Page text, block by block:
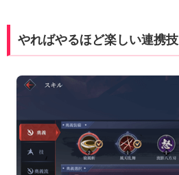
やればやるほど楽しい連携技